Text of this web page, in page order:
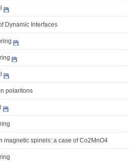
Dynamic Interfaces
polaritons
magnetic spinels: a case of Co2MnO4